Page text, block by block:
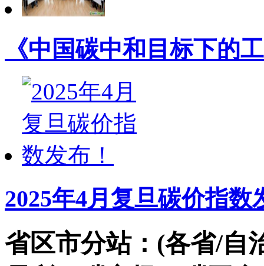
《中国碳中和目标下的
2025年4月复旦碳价指数
省区市分站：(各省/自